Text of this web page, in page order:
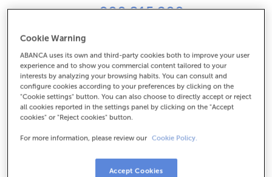
900 815 200
982592054
Com arribar
De dilluns a divendres de8:15 a 14:00.
Cookie Warning
ABANCA uses its own and third-party cookies both to improve your user
experience and to show you commercial content tailored to your
interests by analyzing your browsing habits. You can consult and
configure cookies according to your preferences by clicking on the
"Cookie settings" button. You can also choose to directly accept or reject
all cookies reported in the settings panel by clicking on the "Accept
cookies" or "Reject cookies" button.
For more information, please review our Cookie Policy.
Accept Cookies